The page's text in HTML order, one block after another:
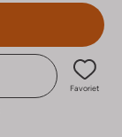
Favoriet